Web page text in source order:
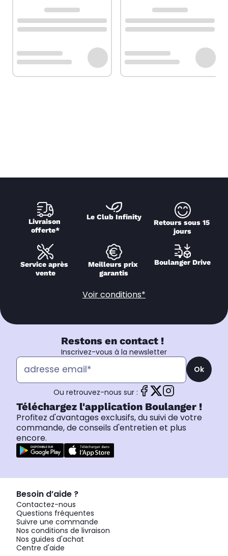
Livraison
offerte*
Le Club Infinity
Retours sous 15
jours
Service après
vente
Meilleurs prix
garantis
Boulanger Drive
Voir conditions*
Restons en contact !
Inscrivez-vous à la newsletter
Ok
Ou retrouvez-nous sur :
Téléchargez l'application Boulanger !
Profitez d'avantages exclusifs, du suivi de votre
commande, de conseils d'entretien et plus
encore.
Besoin d’aide ?
Contactez-nous
Questions fréquentes
Suivre une commande
Nos conditions de livraison
Nos guides d'achat
Centre d'aide